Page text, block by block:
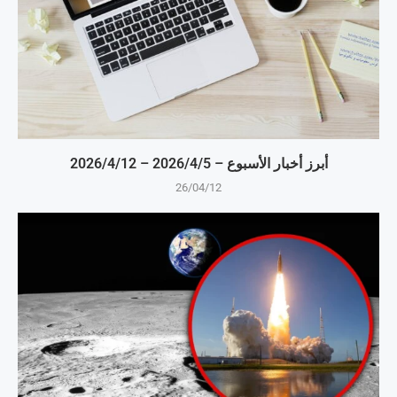
أبرز أخبار الأسبوع – 5‏/4‏/2026 – 12‏/4‏/2026
26/04/12